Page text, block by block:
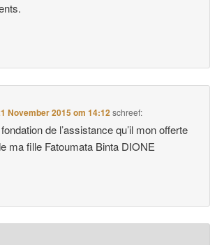
November 2015 om 14:12schreef:
de l’assistance qu’il mon offerte
ma fille Fatoumata Binta DIONE